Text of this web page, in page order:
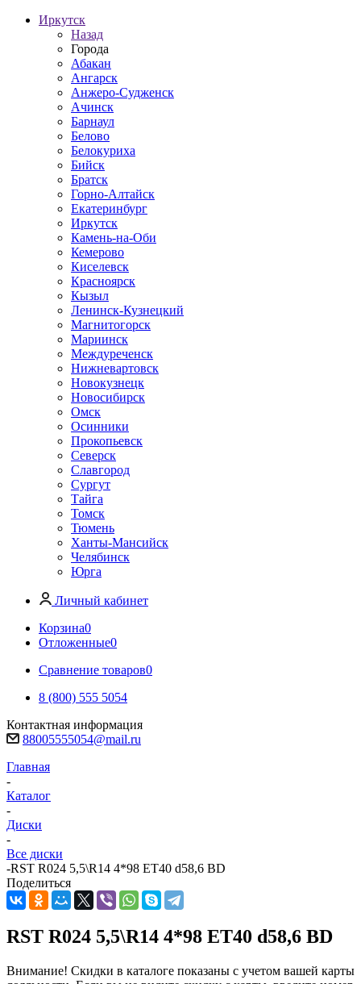
Иркутск
Назад
Города
Абакан
Ангарск
Анжеро-Судженск
Ачинск
Барнаул
Белово
Белокуриха
Бийск
Братск
Горно-Алтайск
Екатеринбург
Иркутск
Камень-на-Оби
Кемерово
Киселевск
Красноярск
Кызыл
Ленинск-Кузнецкий
Магнитогорск
Мариинск
Междуреченск
Нижневартовск
Новокузнецк
Новосибирск
Омск
Осинники
Прокопьевск
Северск
Славгород
Сургут
Тайга
Томск
Тюмень
Ханты-Мансийск
Челябинск
Юрга
Личный кабинет
Корзина0
Отложенные0
Сравнение товаров0
8 (800) 555 5054
Контактная информация
88005555054@mail.ru
Главная
-
Каталог
-
Диски
-
Все диски
-RST R024 5,5\R14 4*98 ET40 d58,6 BD
Поделиться
RST R024 5,5\R14 4*98 ET40 d58,6 BD
Внимание! Скидки в каталоге показаны с учетом вашей карты